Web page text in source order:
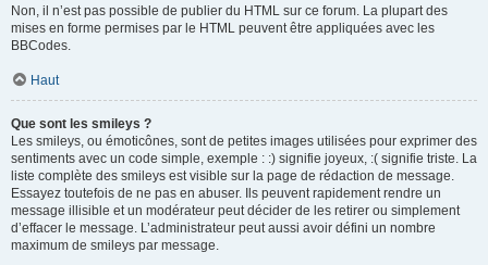
Non, il n’est pas possible de publier du HTML sur ce forum. La plupart des
mises en forme permises par le HTML peuvent être appliquées avec les
BBCodes.
Haut
Que sont les smileys ?
Les smileys, ou émoticônes, sont de petites images utilisées pour exprimer des
sentiments avec un code simple, exemple : :) signifie joyeux, :( signifie triste. La
liste complète des smileys est visible sur la page de rédaction de message.
Essayez toutefois de ne pas en abuser. Ils peuvent rapidement rendre un
message illisible et un modérateur peut décider de les retirer ou simplement
d’effacer le message. L’administrateur peut aussi avoir défini un nombre
maximum de smileys par message.